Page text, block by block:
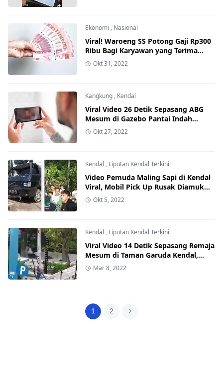
Ekonomi , Nasional
Viral! Waroeng SS Potong Gaji Rp300
Ribu Bagi Karyawan yang Terima
BSU, Keberatan Silahkan Undur Diri
Okt 31, 2022
Kangkung, Kendal
Viral Video 26 Detik Sepasang ABG
Mesum di Gazebo Pantai Indah
Kemangi Kendal
Okt 27, 2022
Kendal , Liputan Kendal Terkini
Video Pemuda Maling Sapi di Kendal
Viral, Mobil Pick Up Rusak Diamuk
Warga hingga Nyemplung Selokan
Okt 5, 2022
Kendal , Liputan Kendal Terkini
Viral Video 14 Detik Sepasang Remaja
Mesum di Taman Garuda Kendal,
Driver Ojol: Saya Sering Lihat
Mar 8, 2022
1 2